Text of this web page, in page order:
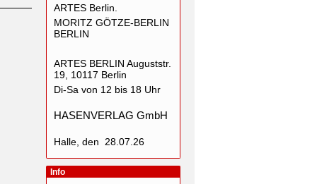
ARTES Berlin.
MORITZ GÖTZE-BERLIN
BERLIN
ARTES BERLIN Auguststr.
19, 10117 Berlin
Di-Sa von 12 bis 18 Uhr
HASENVERLAG GmbH
Halle, den 28.07.26
Info